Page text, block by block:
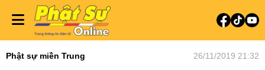
Phật sự miền Trung 26/11/2019 21:32